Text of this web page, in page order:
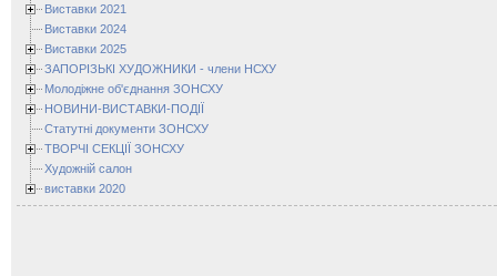
Виставки 2021
Виставки 2024
Виставки 2025
ЗАПОРІЗЬКІ ХУДОЖНИКИ - члени НСХУ
Молодіжне об'єднання ЗОНСХУ
НОВИНИ-ВИСТАВКИ-ПОДІЇ
Статутні документи ЗОНСХУ
ТВОРЧІ СЕКЦІЇ ЗОНСХУ
Художній салон
виставки 2020